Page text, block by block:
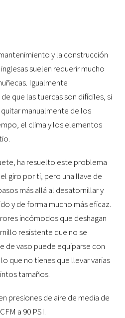
y la construcción
suelen requerir mucho
Igualmente
que las tuercas son difíciles, si
manualmente de los
el clima y los elementos
ha resuelto este problema
giro por ti, pero una llave de
más allá al desatornillar y
y de forma mucho más eficaz.
incómodos que deshagan
resistente que no se
de vaso puede equiparse con
que no tienes que llevar varias
tamaños.
presiones de aire de media de
a 90 PSI.